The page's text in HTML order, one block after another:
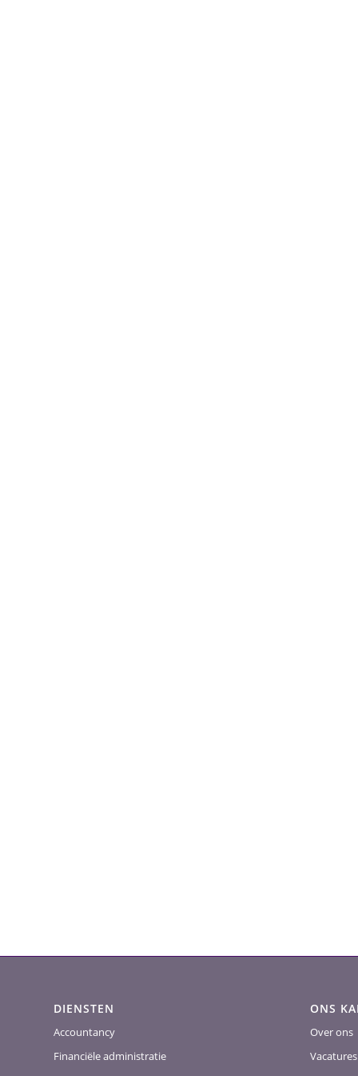
DIENSTEN
Accountancy
Financiële administratie
ONS
Over ons
Vacatures